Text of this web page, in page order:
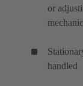
or
handled